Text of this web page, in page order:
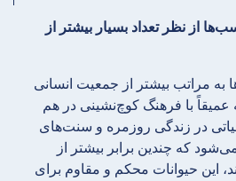
اسب‌ها از نظر تعداد بسیار بیشتر از
به مراتب بیشتر از جمعیت انسانی
عمیقاً با فرهنگ کوچ‌نشینی در هم
در زندگی روزمره و سنت‌های
که چندین برابر بیشتر از
این حیوانات محکم و مقاوم برای